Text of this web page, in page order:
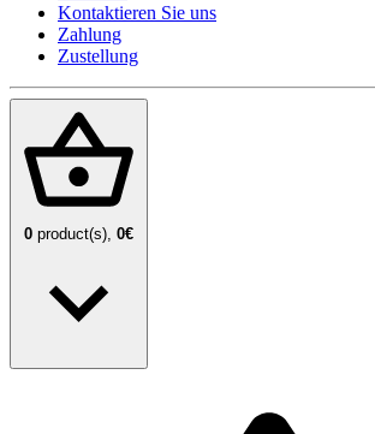
Kontaktieren Sie uns
Zahlung
Zustellung
0 product(s), 0€